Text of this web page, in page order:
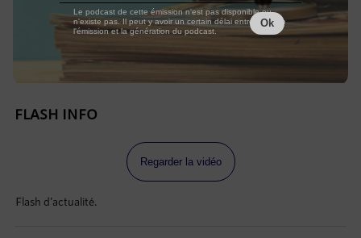
FLASH INFO
Regarder la vidéo
Flash d'actualité.
Le podcast de cette émission n'est pas disponible ou
n'existe pas. Il peut y avoir un certain délai entre la fin de
l'émission et la génération du podcast.
Ok